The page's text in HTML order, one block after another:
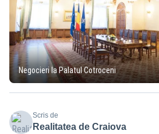
Negocieri la Palatul Cotroceni
Scris de
Realitatea de Craiova